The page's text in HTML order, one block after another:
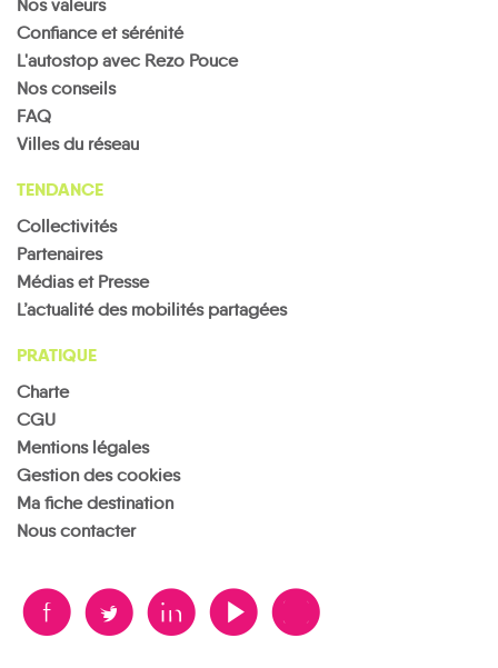
Nos valeurs
Confiance et sérénité
L'autostop avec Rezo Pouce
Nos conseils
FAQ
Villes du réseau
TENDANCE
Collectivités
Partenaires
Médias et Presse
L’actualité des mobilités partagées
PRATIQUE
Charte
CGU
Mentions légales
Gestion des cookies
Ma fiche destination
Nous contacter
B A D F V